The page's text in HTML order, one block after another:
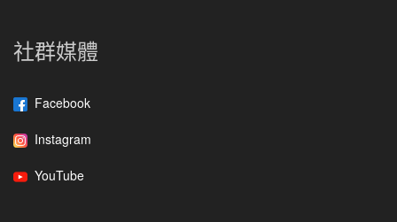
社群媒體
Facebook
Instagram
YouTube